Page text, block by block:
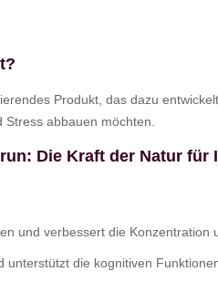
Produkt, das dazu
Stress abbauen möchten.
Die Kraft der Natur für
und verbessert die Konzentration
unterstützt die kognitiven